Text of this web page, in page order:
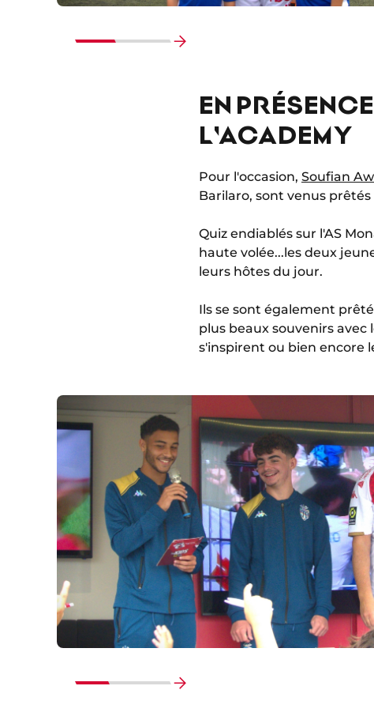
versEN
L'ACADEMY
Pour l'occasion, Soufian
Barilaro, sont venus
Quiz endiablés sur l'AS
haute volée...les deux
leurs hôtes du jour.
Ils se sont également
plus beaux souvenirs
s'inspirent ou bien encore